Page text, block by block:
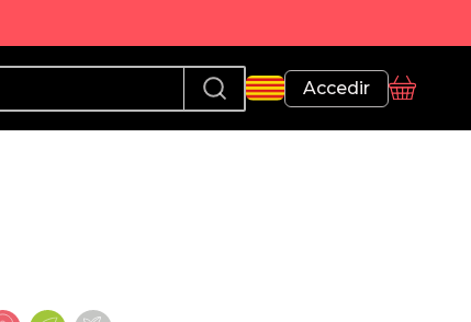
Accedir
Perfil
Cistella